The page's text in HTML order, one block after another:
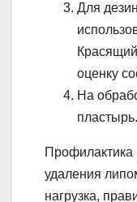
Для
оценку
На
пластырь.
Профилактика
удаления
нагрузка,